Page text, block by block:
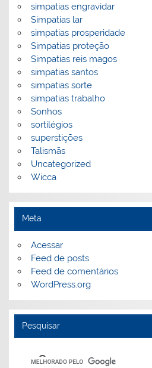
simpatias engravidar
Simpatias lar
simpatias prosperidade
Simpatias proteção
Simpatias reis magos
simpatias santos
simpatias sorte
simpatias trabalho
Sonhos
sortilégios
superstições
Talismãs
Uncategorized
Wicca
Meta
Acessar
Feed de posts
Feed de comentários
WordPress.org
Pesquisar